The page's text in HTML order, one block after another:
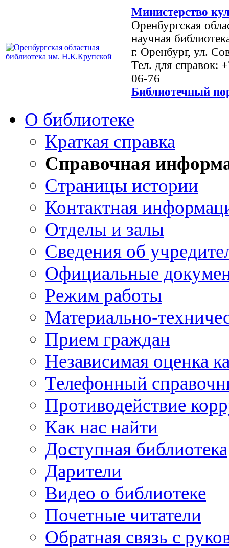
Министерство
Оренбургская
научная
г. Оренбург, ул.
Тел. для справок:
06-76
Библиотечный
О библиотеке
Краткая справка
Справочная
Страницы истории
Контактная
Отделы и залы
Сведения об
Официальные
Режим работы
Материально-
Прием граждан
Независимая оценка
Телефонный
Противодействие
Как нас найти
Доступная библиотека
Дарители
Видео о библиотеке
Почетные читатели
Обратная связь с